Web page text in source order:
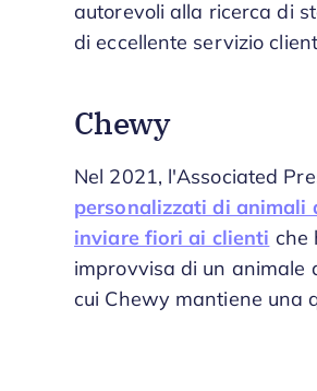
autorevoli alla ricerca di
di eccellente servizio
Chewy
Nel 2021, l'Associated
personalizzati di animali
inviare fiori ai clienti che
improvvisa di un animale
cui Chewy mantiene una